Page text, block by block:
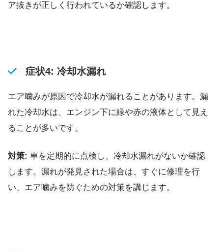
ア抜きが正しく行われているか確認します。
症状4: 冷却水漏れ
エア噛みが原因で冷却水が漏れることがあります。漏
れた冷却水は、エンジン下に緑や赤の液体として見え
ることが多いです。
対策: 車を定期的に点検し、冷却水漏れがないか確認
します。漏れが発見された場合は、すぐに修理を行
い、エア噛みを防ぐための対策を講じます。